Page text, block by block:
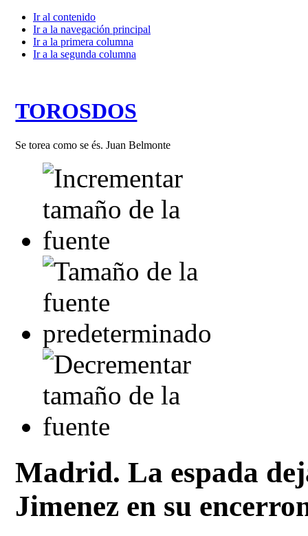
Ir al contenido
Ir a la navegación principal
Ir a la primera columna
Ir a la segunda columna
TOROSDOS
Se torea como se és. Juan Belmonte
Madrid. La espada
Jimenez en su